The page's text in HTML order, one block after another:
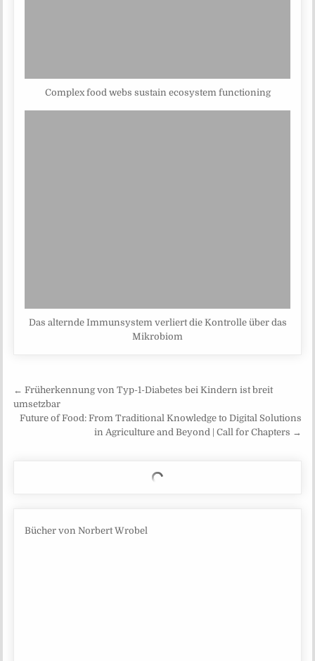
Complex food webs sustain ecosystem functioning
Das alternde Immunsystem verliert die Kontrolle über das
Mikrobiom
Beitragsnavigation
← Früherkennung von Typ-1-Diabetes bei Kindern ist breit
umsetzbar
Future of Food: From Traditional Knowledge to Digital Solutions
in Agriculture and Beyond | Call for Chapters →
Bücher von Norbert Wrobel